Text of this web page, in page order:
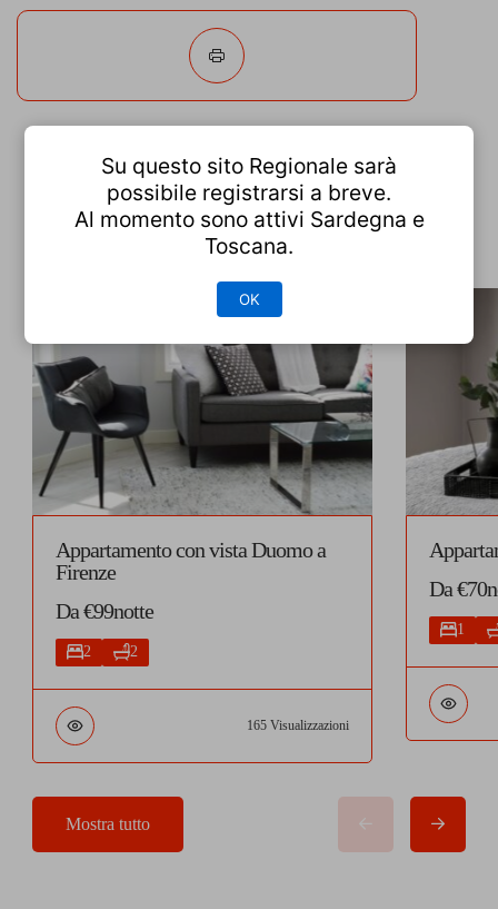
Altri alloggi di questo utente
Appartamento con vista Duomo a
Firenze
Da €99notte
2 2
165 Visualizzazioni
Da
1
Mostra tutto
Su questo sito Regionale sarà
possibile registrarsi a breve.
Al momento sono attivi Sardegna e
Toscana.
OK